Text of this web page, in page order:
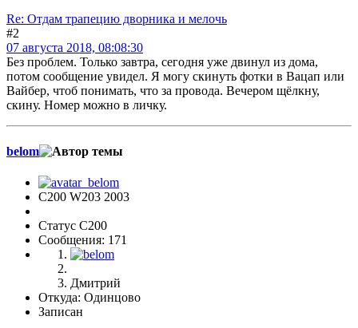
Re: Отдам трапецию дворника и мелочь
#2
07 августа 2018, 08:08:30
Без проблем. Только завтра, сегодня уже двинул из дома,
потом сообщение увидел. Я могу скинуть фотки в Вацап или
Вайбер, чтоб понимать, что за провода. Вечером щёлкну,
скину. Номер можно в личку.
belom
С200 W203 2003
Статус C200
Сообщения: 171
Дмитрий
Откуда: Одинцово
Записан